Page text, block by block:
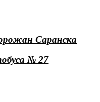
Саранска
№ 27